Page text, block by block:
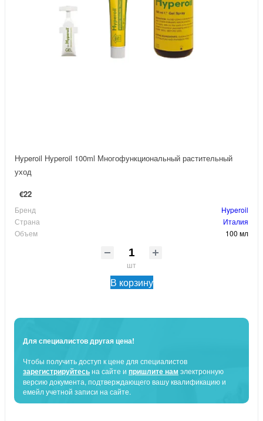
Hyperoil Hyperoil 100ml Многофункциональный растительный
уход
€22
Бренд
Hyperoil
Страна
Италия
Объем
100 мл
шт
В корзину
Для специалистов другая цена!
Чтобы получить доступ к цене для специалистов
зарегистрируйтесьна сайте и пришлите нам электронную
версию документа, подтверждающего вашу квалификацию и
емейл учетной записи на сайте.